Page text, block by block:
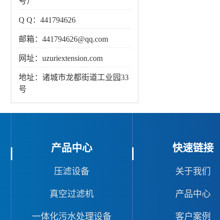
Q Q：441794626
邮箱：441794626@qq.com
网址：uzuriextension.com
地址：诸城市龙都街道工业园33
号
产品中心
压滤设备
真空过滤机
一体化污水处理设备
快速链接
关于我们
产品中心
客户案例